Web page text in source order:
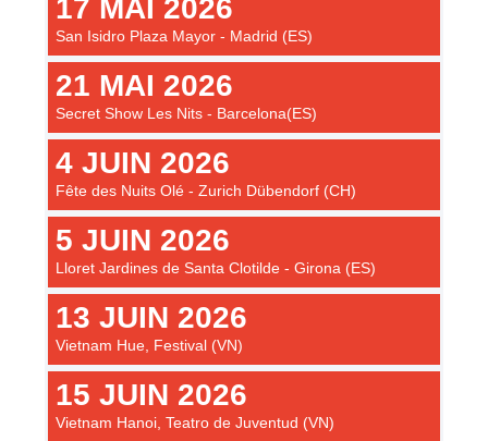
17 MAI 2026
San Isidro Plaza Mayor - Madrid (ES)
21 MAI 2026
Secret Show Les Nits - Barcelona(ES)
4 JUIN 2026
Fête des Nuits Olé - Zurich Dübendorf (CH)
5 JUIN 2026
Lloret Jardines de Santa Clotilde - Girona (ES)
13 JUIN 2026
Vietnam Hue, Festival (VN)
15 JUIN 2026
Vietnam Hanoi, Teatro de Juventud (VN)